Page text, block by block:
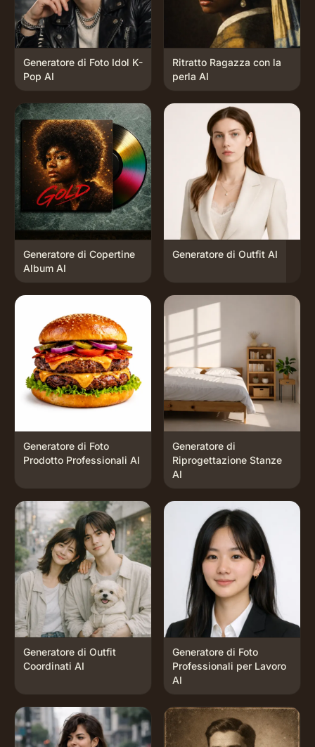
Generatore di Foto Idol K-
Pop AI
Ritratto Ragazza con la
perla AI
Generatore di Copertine
Album AI
Generatore di Outfit AI
Generatore di Foto
Prodotto Professionali AI
Generatore di
Riprogettazione Stanze
AI
Generatore di Outfit
Coordinati AI
Generatore di Foto
Professionali per Lavoro
AI